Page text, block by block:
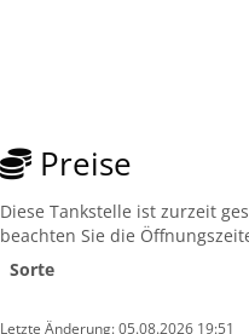
Preise
Diese Tankstelle ist zurzeit
beachten Sie die
Sorte
Letzte Änderung: 05.08.2026 19:51